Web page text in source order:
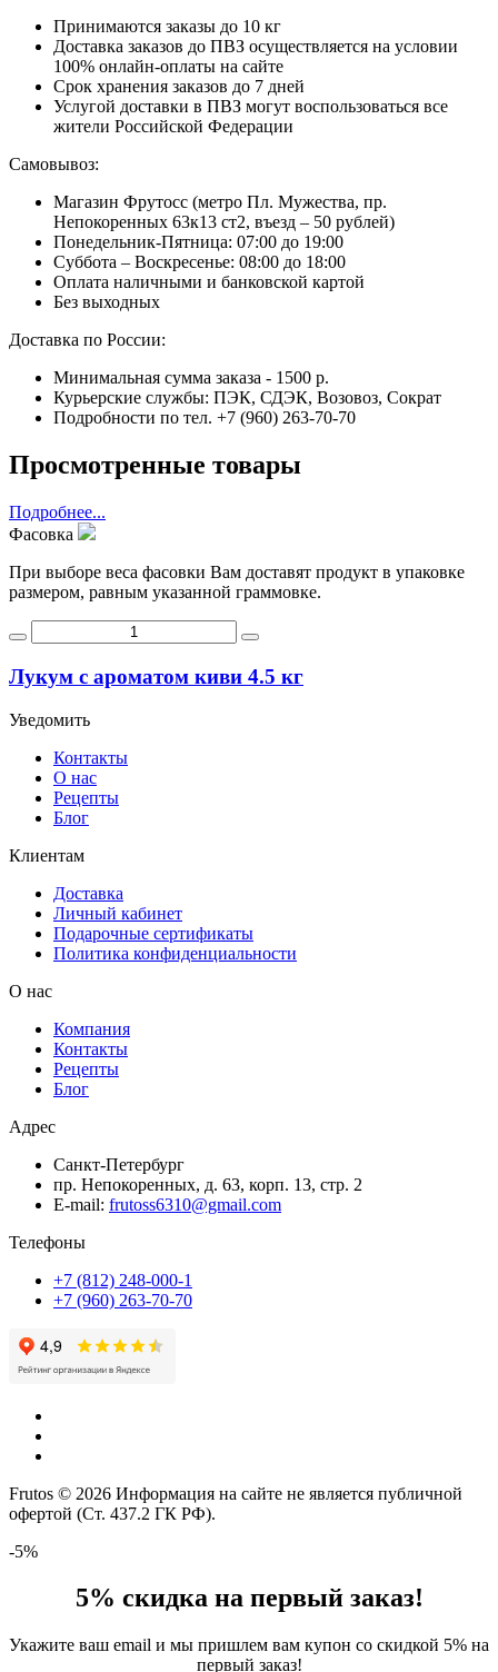
Принимаются заказы до 10 кг
Доставка заказов до ПВЗ осуществляется на условии
100% онлайн-оплаты на сайте
Срок хранения заказов до 7 дней
Услугой доставки в ПВЗ могут воспользоваться все
жители Российской Федерации
Самовывоз:
Магазин Фрутосс (метро Пл. Мужества, пр.
Непокоренных 63к13 ст2, въезд – 50 рублей)
Понедельник-Пятница: 07:00 до 19:00
Суббота – Воскресенье: 08:00 до 18:00
Оплата наличными и банковской картой
Без выходных
Доставка по России:
Минимальная сумма заказа - 1500 р.
Курьерские службы: ПЭК, СДЭК, Возовоз, Сократ
Подробности по тел. +7 (960) 263-70-70
Просмотренные товары
Подробнее...
Фасовка
При выборе веса фасовки Вам доставят продукт в упаковке
размером, равным указанной граммовке.
Лукум с ароматом киви 4.5 кг
Уведомить
Контакты
О нас
Рецепты
Блог
Клиентам
Доставка
Личный кабинет
Подарочные сертификаты
Политика конфиденциальности
О нас
Компания
Контакты
Рецепты
Блог
Адрес
Санкт-Петербург
пр. Непокоренных, д. 63, корп. 13, стр. 2
E-mail: frutoss6310@gmail.com
Телефоны
+7 (812) 248-000-1
+7 (960) 263-70-70
Frutos © 2026 Информация на сайте не является публичной
офертой (Ст. 437.2 ГК РФ).
-5%
5% скидка на первый заказ!
Укажите ваш email и мы пришлем вам купон со скидкой 5% на
первый заказ!